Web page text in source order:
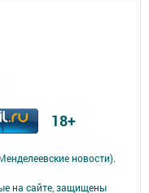
новости).
на сайте, защищены
18+